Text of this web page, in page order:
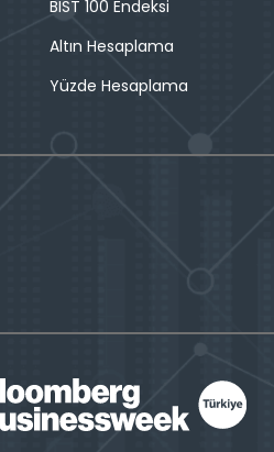
BIST 100 Endeksi
Altın Hesaplama
Yüzde Hesaplama